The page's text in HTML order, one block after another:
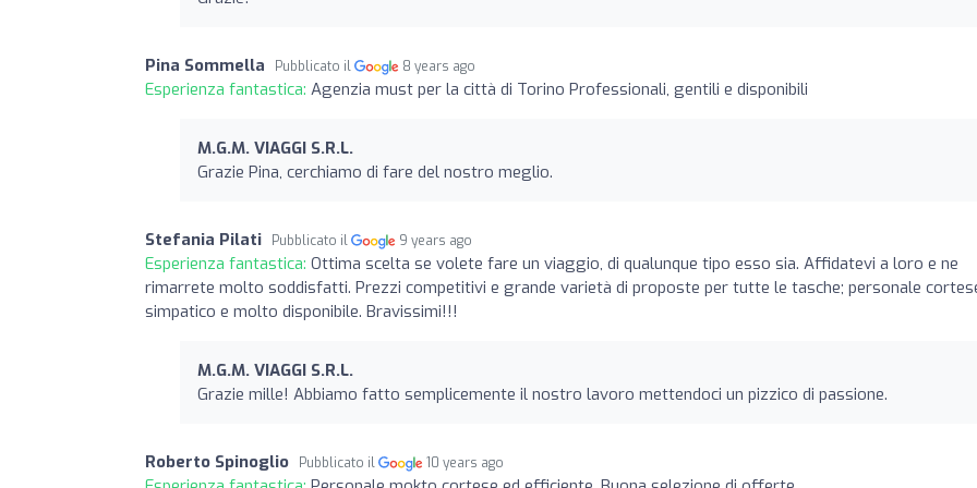
Pina Sommella Pubblicato il 8 years ago
Esperienza fantastica: Agenzia must per la città di Torino Professionali, gentili e disponibili
M.G.M. VIAGGI S.R.L.
Grazie Pina, cerchiamo di fare del nostro meglio.
Stefania Pilati Pubblicato il 9 years ago
Esperienza fantastica: Ottima scelta se volete fare un viaggio, di qualunque tipo esso sia. Affidatevi a loro e ne
rimarrete molto soddisfatti. Prezzi competitivi e grande varietà di proposte per tutte le tasche; personale
simpatico e molto disponibile. Bravissimi!!!
M.G.M. VIAGGI S.R.L.
Grazie mille! Abbiamo fatto semplicemente il nostro lavoro mettendoci un pizzico di passione.
Roberto Spinoglio Pubblicato il 10 years ago